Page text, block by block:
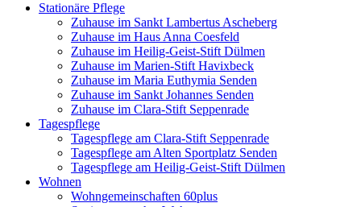
Stationäre Pflege
Zuhause im Sankt Lambertus Ascheberg
Zuhause im Haus Anna Coesfeld
Zuhause im Heilig-Geist-Stift Dülmen
Zuhause im Marien-Stift Havixbeck
Zuhause im Maria Euthymia Senden
Zuhause im Sankt Johannes Senden
Zuhause im Clara-Stift Seppenrade
Tagespflege
Tagespflege am Clara-Stift Seppenrade
Tagespflege am Alten Sportplatz Senden
Tagespflege am Heilig-Geist-Stift Dülmen
Wohnen
Wohngemeinschaften 60plus